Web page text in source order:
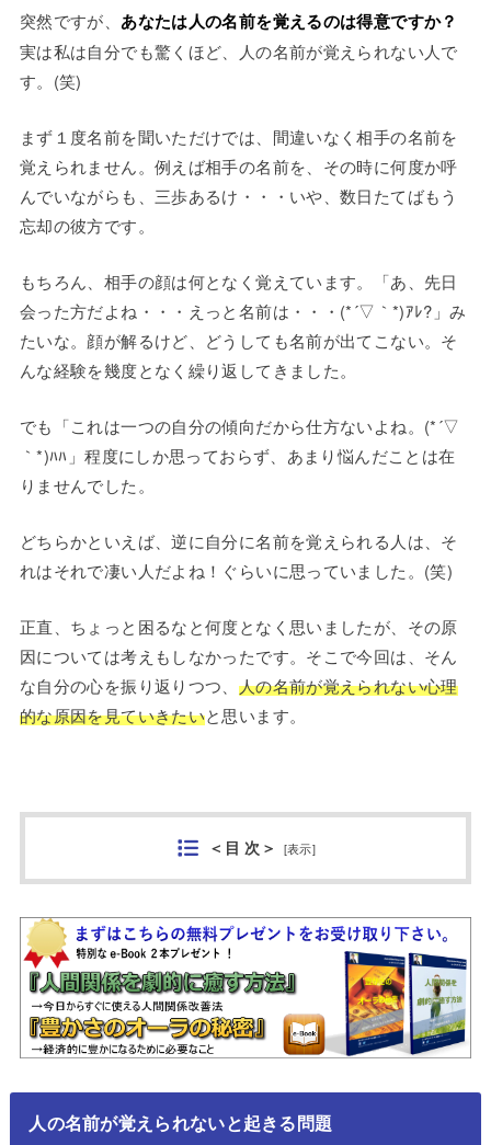
突然ですが、 あなたは人の名前を覚えるのは得意ですか？
実は私は自分でも驚くほど、人の名前が覚えられない人で
す。(笑)
まず１度名前を聞いただけでは、間違いなく相手の名前を
覚えられません。例えば相手の名前を、その時に何度か呼
んでいながらも、三歩あるけ・・・いや、数日たてばもう
忘却の彼方です。
もちろん、相手の顔は何となく覚えています。「あ、先日
会った方だよね・・・えっと名前は・・・(*´▽｀*)ｱﾚ?」み
たいな。顔が解るけど、どうしても名前が出てこない。そ
んな経験を幾度となく繰り返してきました。
でも「これは一つの自分の傾向だから仕方ないよね。(*´▽
｀*)ﾊﾊ」程度にしか思っておらず、あまり悩んだことは在
りませんでした。
どちらかといえば、逆に自分に名前を覚えられる人は、そ
れはそれで凄い人だよね！ぐらいに思っていました。(笑)
正直、ちょっと困るなと何度となく思いましたが、その原
因については考えもしなかったです。そこで今回は、そん
な自分の心を振り返りつつ、 人の名前が覚えられない心理
的な原因を見ていきたいと思います。
＜目 次＞ [表示]
人の名前が覚えられないと起きる問題